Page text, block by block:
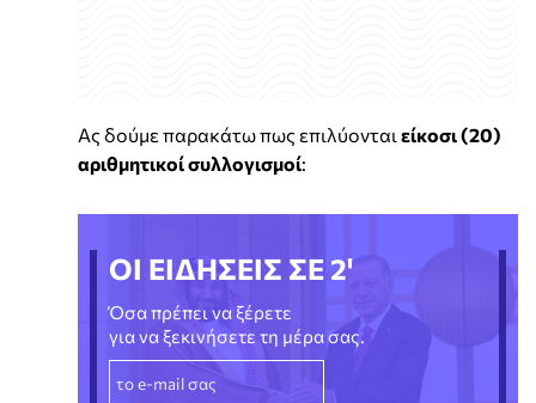
Ας δούμε παρακάτω πως επιλύονται είκοσι (20)
αριθμητικοί συλλογισμοί:
ΟΙ ΕΙΔΗΣΕΙΣ ΣΕ 2'
Όσα πρέπει να ξέρετε
για να ξεκινήσετε τη μέρα σας.